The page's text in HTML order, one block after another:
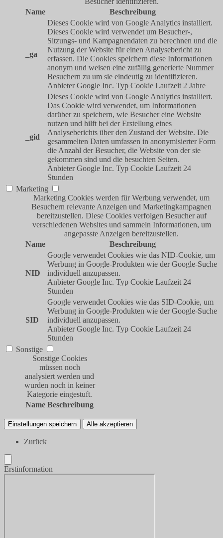
Name
Beschreibung
_ga
Dieses Cookie wird von Google Analytics installiert.
Dieses Cookie wird verwendet um Besucher-,
Sitzungs- und Kampagnendaten zu berechnen und die
Nutzung der Website für einen Analysebericht zu
erfassen. Die Cookies speichern diese Informationen
anonym und weisen eine zufällig generierte Nummer
Besuchern zu um sie eindeutig zu identifizieren.
Anbieter Google Inc. Typ Cookie Laufzeit 2 Jahre
_gid
Dieses Cookie wird von Google Analytics installiert.
Das Cookie wird verwendet, um Informationen
darüber zu speichern, wie Besucher eine Website
nutzen und hilft bei der Erstellung eines
Analyseberichts über den Zustand der Website. Die
gesammelten Daten umfassen in anonymisierter Form
die Anzahl der Besucher, die Website von der sie
gekommen sind und die besuchten Seiten.
Anbieter Google Inc. Typ Cookie Laufzeit 24
Stunden
Marketing
Marketing Cookies werden für Werbung verwendet, um
Besuchern relevante Anzeigen und Marketingkampagnen
bereitzustellen. Diese Cookies verfolgen Besucher auf
verschiedenen Websites und sammeln Informationen, um
angepasste Anzeigen bereitzustellen.
Name
Beschreibung
NID
Google verwendet Cookies wie das NID-Cookie, um
Werbung in Google-Produkten wie der Google-Suche
individuell anzupassen.
Anbieter Google Inc. Typ Cookie Laufzeit 24
Stunden
SID
Google verwendet Cookies wie das SID-Cookie, um
Werbung in Google-Produkten wie der Google-Suche
individuell anzupassen.
Anbieter Google Inc. Typ Cookie Laufzeit 24
Stunden
Sonstige
Sonstige Cookies
müssen noch
analysiert werden und
wurden noch in keiner
Kategorie eingestuft.
Name Beschreibung
Einstellungen speichern Alle akzeptieren
Zurück
Erstinformation